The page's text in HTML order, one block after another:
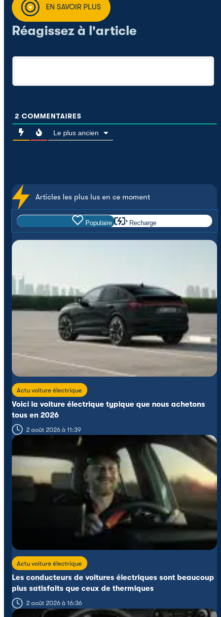
EN SAVOIR PLUS
Réagissez à l'article
2 COMMENTAIRES
Le plus ancien
Articles les plus lus en ce moment
Populaire Recharge
Actu voiture électrique
Voici la voiture électrique typique que nous achetons
tous en 2026
2 août 2026 à 11:39
Actu voiture électrique
Les conducteurs de voitures électriques sont beaucoup
plus satisfaits que ceux de thermiques
2 août 2026 à 16:36